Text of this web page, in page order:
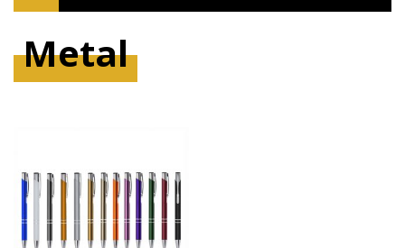
Metal